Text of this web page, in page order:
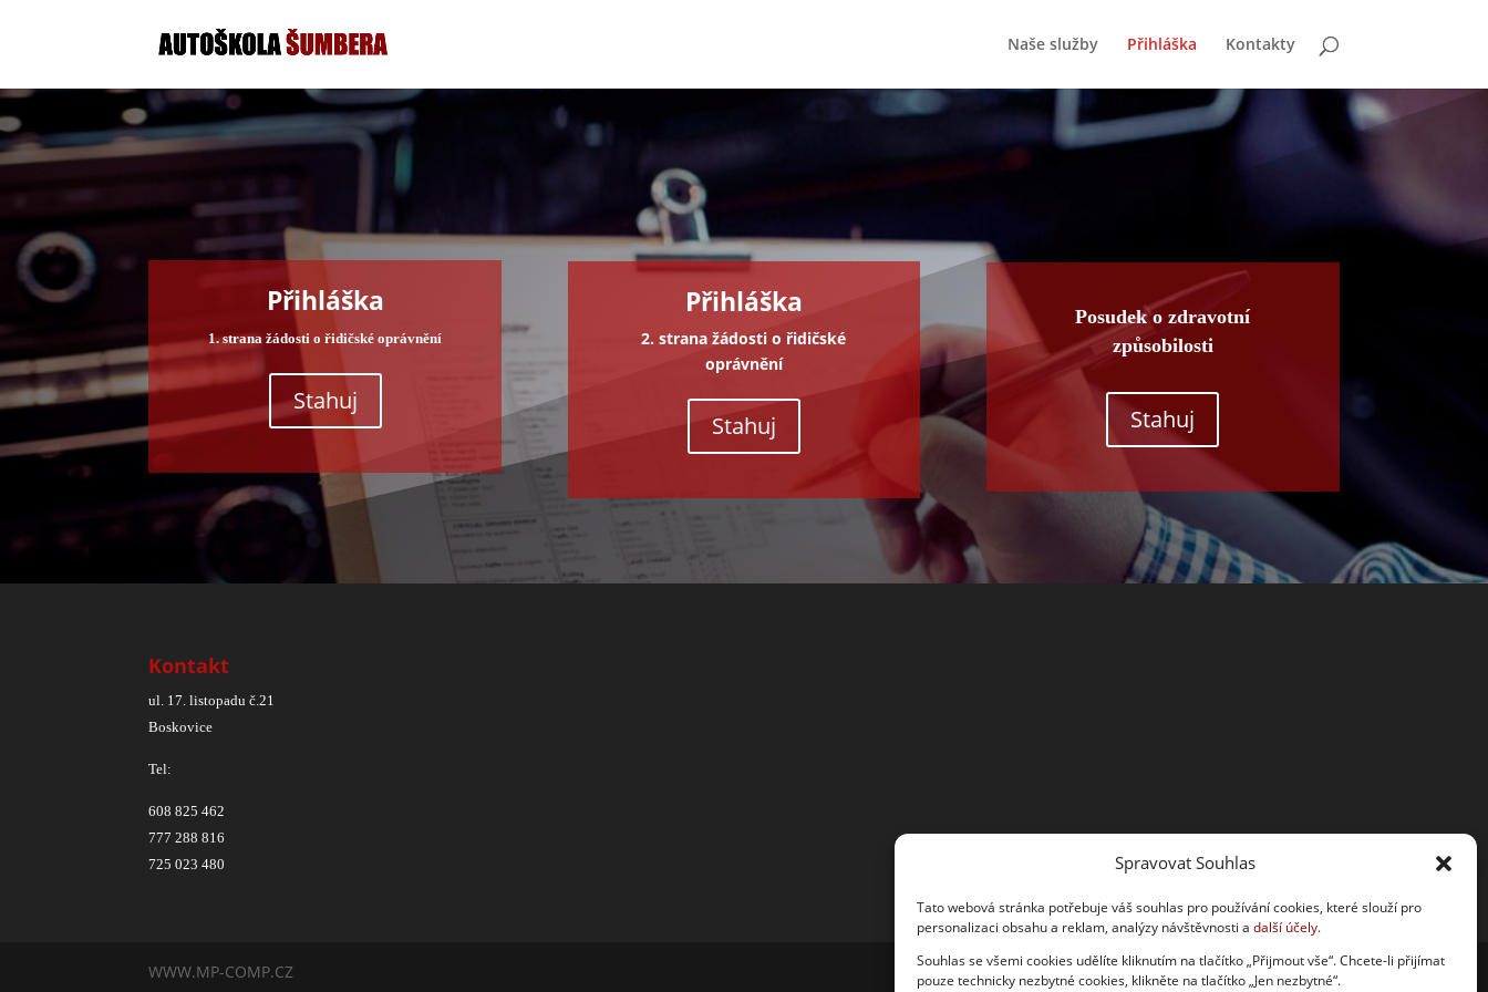
Spravovat Souhlas
Tato webová stránka potřebuje váš souhlas pro používání cookies, které slouží pro
personalizaci obsahu a reklam, analýzy návštěvnosti a další účely.
Souhlas se všemi cookies udělíte kliknutím na tlačítko „Přijmout vše“. Chcete-li přijímat
pouze technicky nezbytné cookies, klikněte na tlačítko „Jen nezbytné“.
Naše služby Přihláška Kontakty
Přihláška
1. strana žádosti o řidičské oprávnění
Stahuj
Přihláška
2. strana žádosti o řidičské
oprávnění
Stahuj
Posudek o zdravotní
způsobilosti
Stahuj
Kontakt
ul. 17. listopadu č.21
Boskovice
Tel:
608 825 462
777 288 816
725 023 480
WWW.MP-COMP.CZ